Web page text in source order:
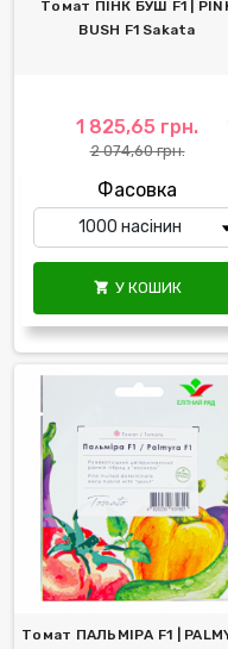
Томат ПІНК БУШ F1 |
BUSH F1 Sakata
1 825,65 грн.
2 074,60 грн.
Фасовка
 У КОШИК
Томат ПАЛЬМІРА F1 |